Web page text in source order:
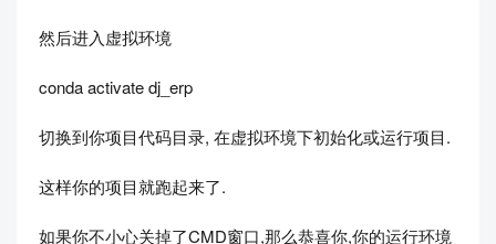
然后进入虚拟环境
conda activate dj_erp
切换到你项目代码目录, 在虚拟环境下初始化或运行项目.
这样你的项目就跑起来了.
如果你不小心关掉了CMD窗口,那么恭喜你,你的运行环境